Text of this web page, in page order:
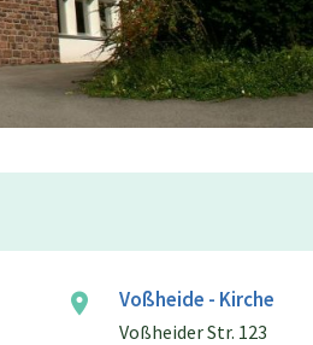
Voßheide - Kirche
Voßheider Str. 123